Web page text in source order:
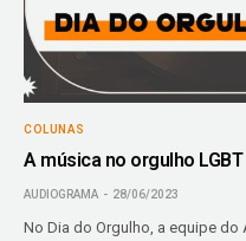
COLUNAS
A música no orgulho LGBT
AUDIOGRAMA 28/06/2023
No Dia do Orgulho, a equipe